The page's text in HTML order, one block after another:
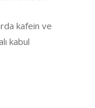
kafein ve
kabul